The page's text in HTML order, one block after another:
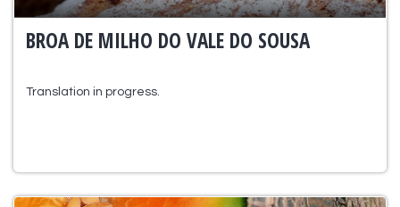
BROA DE MILHO DO VALE DO SOUSA
Translation in progress.